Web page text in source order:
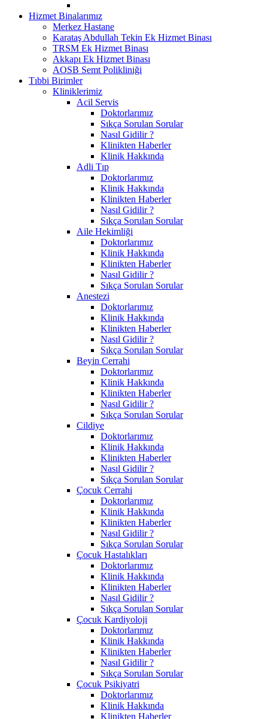
Hizmet Binalarımız
Merkez Hastane
Karataş Abdullah Tekin Ek Hizmet Binası
TRSM Ek Hizmet Binası
Akkapı Ek Hizmet Binası
AOSB Semt Polikliniği
Tıbbi Birimler
Kliniklerimiz
Acil Servis
Doktorlarımız
Sıkça Sorulan Sorular
Nasıl Gidilir ?
Klinikten Haberler
Klinik Hakkında
Adli Tıp
Doktorlarımız
Klinik Hakkında
Klinikten Haberler
Nasıl Gidilir ?
Sıkça Sorulan Sorular
Aile Hekimliği
Doktorlarımız
Klinik Hakkında
Klinikten Haberler
Nasıl Gidilir ?
Sıkça Sorulan Sorular
Anestezi
Doktorlarımız
Klinik Hakkında
Klinikten Haberler
Nasıl Gidilir ?
Sıkça Sorulan Sorular
Beyin Cerrahi
Doktorlarımız
Klinik Hakkında
Klinikten Haberler
Nasıl Gidilir ?
Sıkça Sorulan Sorular
Cildiye
Doktorlarımız
Klinik Hakkında
Klinikten Haberler
Nasıl Gidilir ?
Sıkça Sorulan Sorular
Çocuk Cerrahi
Doktorlarımız
Klinik Hakkında
Klinikten Haberler
Nasıl Gidilir ?
Sıkça Sorulan Sorular
Çocuk Hastalıkları
Doktorlarımız
Klinik Hakkında
Klinikten Haberler
Nasıl Gidilir ?
Sıkça Sorulan Sorular
Çocuk Kardiyoloji
Doktorlarımız
Klinik Hakkında
Klinikten Haberler
Nasıl Gidilir ?
Sıkça Sorulan Sorular
Çocuk Psikiyatri
Doktorlarımız
Klinik Hakkında
Klinikten Haberler